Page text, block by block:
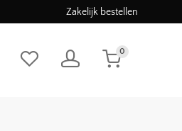
Zakelijk bestellen
0